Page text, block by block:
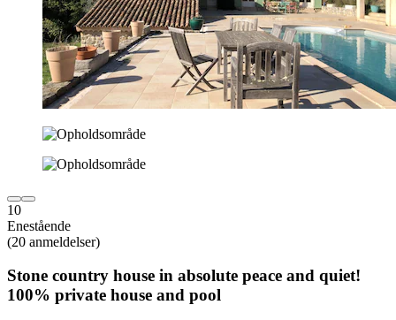
10
Enestående
(20 anmeldelser)
Stone country house in absolute peace and quiet!
100% private house and pool